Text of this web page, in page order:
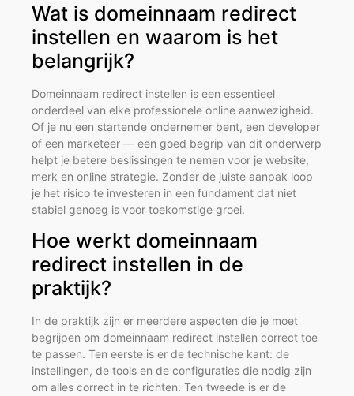
Wat is domeinnaam redirect
instellen en waarom is het
belangrijk?
Domeinnaam redirect instellen is een essentieel
onderdeel van elke professionele online aanwezigheid.
Of je nu een startende ondernemer bent, een developer
of een marketeer — een goed begrip van dit onderwerp
helpt je betere beslissingen te nemen voor je website,
merk en online strategie. Zonder de juiste aanpak loop
je het risico te investeren in een fundament dat niet
stabiel genoeg is voor toekomstige groei.
Hoe werkt domeinnaam
redirect instellen in de
praktijk?
In de praktijk zijn er meerdere aspecten die je moet
begrijpen om domeinnaam redirect instellen correct toe
te passen. Ten eerste is er de technische kant: de
instellingen, de tools en de configuraties die nodig zijn
om alles correct in te richten. Ten tweede is er de